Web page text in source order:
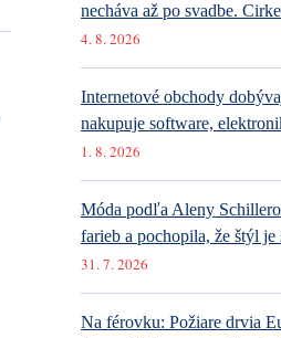
necháva až po svadbe.
4. 8. 2026
Internetové obchody
nakupuje software,
1. 8. 2026
Móda podľa Aleny
farieb a pochopila, že štýl
31. 7. 2026
Na férovku: Požiare drvia